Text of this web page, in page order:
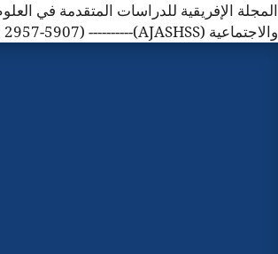
المجلة الإفريقية للدراسات المتقدمة في
والاجتماعية (AJASHSS)---------- (Online ISSN: 2957-5907)